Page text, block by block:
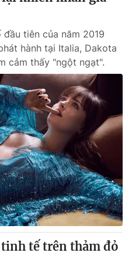
tiên của năm 2019
hành tại Italia, Dakota
cảm thấy "ngột ngạt".
tế trên thảm đỏ